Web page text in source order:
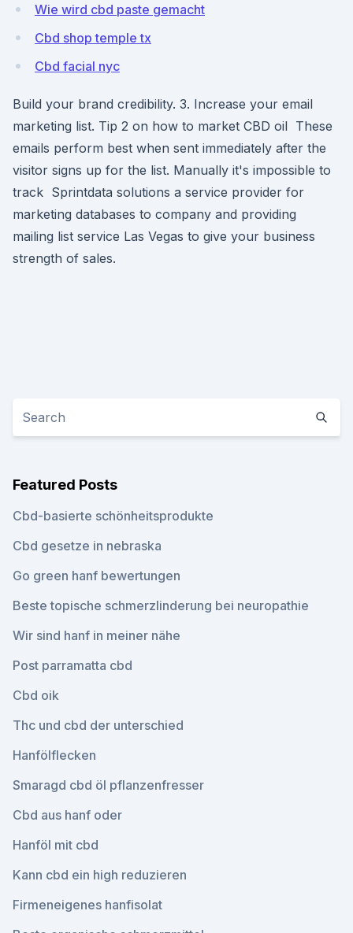
Wie wird cbd paste gemacht
Cbd shop temple tx
Cbd facial nyc
Build your brand credibility. 3. Increase your email
marketing list. Tip 2 on how to market CBD oil These
emails perform best when sent immediately after the
visitor signs up for the list. Manually it's impossible to
track Sprintdata solutions a service provider for
marketing databases to company and providing
mailing list service Las Vegas to give your business
strength of sales.
Featured Posts
Cbd-basierte schönheitsprodukte
Cbd gesetze in nebraska
Go green hanf bewertungen
Beste topische schmerzlinderung bei neuropathie
Wir sind hanf in meiner nähe
Post parramatta cbd
Cbd oik
Thc und cbd der unterschied
Hanfölflecken
Smaragd cbd öl pflanzenfresser
Cbd aus hanf oder
Hanföl mit cbd
Kann cbd ein high reduzieren
Firmeneigenes hanfisolat